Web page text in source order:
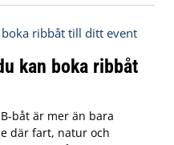
kan boka ribbåt
båt är mer än bara
där fart, natur och